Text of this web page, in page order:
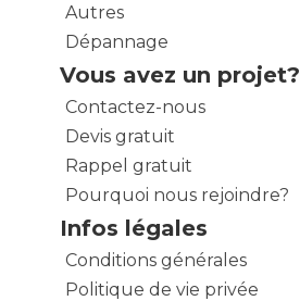
Autres
Dépannage
Vous avez un projet?
Contactez-nous
Devis gratuit
Rappel gratuit
Pourquoi nous rejoindre?
Infos légales
Conditions générales
Politique de vie privée